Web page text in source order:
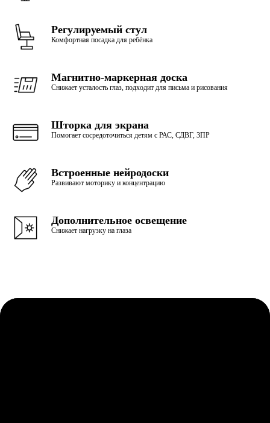
Регулируемый стул
Комфортная посадка для ребёнка
Магнитно-маркерная доска
Снижает усталость глаз, подходит для письма и рисования
Шторка для экрана
Помогает сосредоточиться детям с РАС, СДВГ, ЗПР
Встроенные нейродоски
Развивают моторику и концентрацию
Дополнительное освещение
Снижает нагрузку на глаза